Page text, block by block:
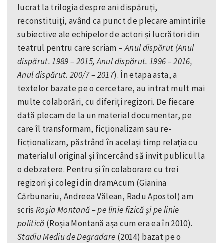
lucrat la trilogia despre ani dispăruți,
reconstituiți, având ca punct de plecare amintirile
subiective ale echipelor de actori și lucrători din
teatrul pentru care scriam –Anul dispărut (Anul
dispărut. 1989 – 2015, Anul dispărut. 1996 – 2016,
Anul dispărut. 200/7 – 2017). În etapa asta, a
textelor bazate pe o cercetare, au intrat mult mai
multe colaborări, cu diferiți regizori. De fiecare
dată plecam de la un material documentar, pe
care îl transformam, ficționalizam sau re-
ficționalizam, păstrând în același timp relația cu
materialul original și încercând să invit publicul la
o debzatere. Pentru și în colaborare cu trei
regizori și colegi din dramAcum (Gianina
Cărbunariu, Andreea Vălean, Radu Apostol) am
scrisRoșia Montană – pe linie fizică și pe linie
politică (Roșia Montană așa cum era ea în 2010).
Stadiu Mediu de Degradare (2014) bazat pe o